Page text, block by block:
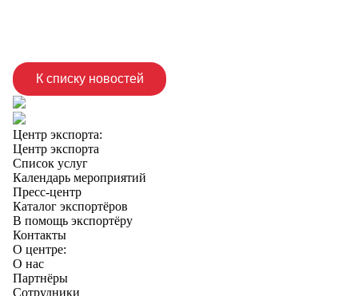
К списку новостей
Центр экспорта:
Центр экспорта
Список услуг
Календарь мероприятий
Пресс-центр
Каталог экспортёров
В помощь экспортёру
Контакты
О центре:
О нас
Партнёры
Сотрудники